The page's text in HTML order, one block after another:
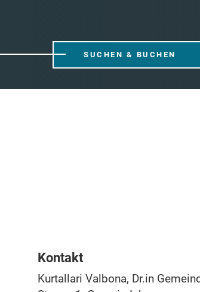
SUCHEN & BUCHEN
Kontakt
Kurtallari Valbona, Dr.in